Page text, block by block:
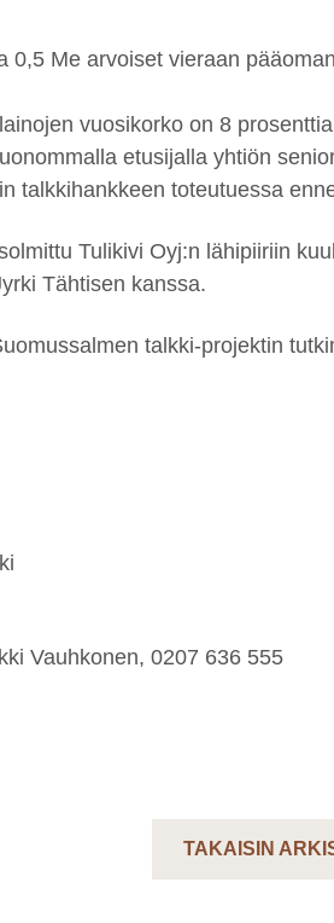
0,5 Me arvoiset vieraan
vuosikorko on 8
etusijalla yhtiön
talkkihankkeen toteutuessa
Tulikivi Oyj:n lähipiiriin
Tähtisen kanssa.
talkki-projektin
Vauhkonen, 0207 636 555
TAKAISIN